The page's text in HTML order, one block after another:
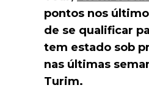
pontos nos
de se qualificar
tem estado sob
nas últimas
Turim.